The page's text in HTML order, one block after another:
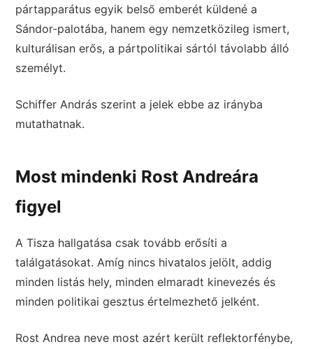
pártapparátus egyik belső emberét küldené a
Sándor-palotába, hanem egy nemzetközileg ismert,
kulturálisan erős, a pártpolitikai sártól távolabb álló
személyt.
Schiffer András szerint a jelek ebbe az irányba
mutathatnak.
Most mindenki Rost Andreára
figyel
A Tisza hallgatása csak tovább erősíti a
találgatásokat. Amíg nincs hivatalos jelölt, addig
minden listás hely, minden elmaradt kinevezés és
minden politikai gesztus értelmezhető jelként.
Rost Andrea neve most azért került reflektorfénybe,